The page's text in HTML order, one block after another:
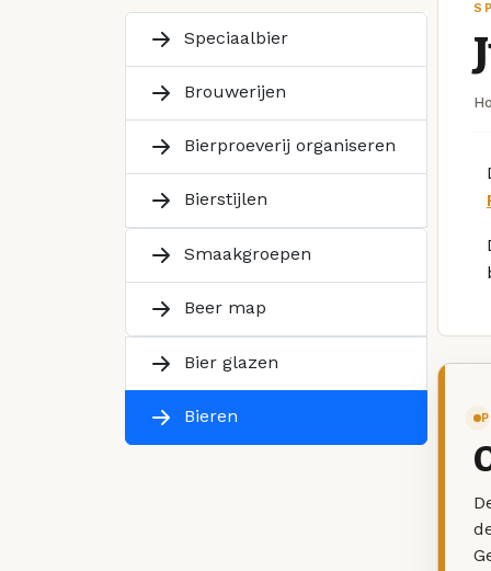
Speciaalbier
Brouwerijen
Bierproeverij organiseren
Bierstijlen
Smaakgroepen
Beer map
Bier glazen
Bieren